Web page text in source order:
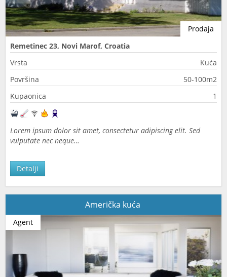
Prodaja
Remetinec 23, Novi Marof, Croatia
Vrsta
Kuća
Površina
50-100m2
Kupaonica
1
Lorem ipsum dolor sit amet, consectetur adipiscing elit. Sed
vulputate nec neque…
Detalji
Američka kuća
Agent